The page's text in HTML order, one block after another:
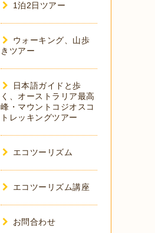
1泊2日ツアー
ウォーキング、山歩
きツアー
日本語ガイドと歩
く、オーストラリア最高
峰・マウントコジオスコ
トレッキングツアー
エコツーリズム
エコツーリズム講座
お問合わせ